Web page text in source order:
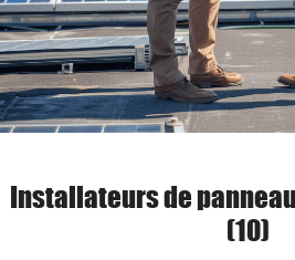
Installateurs de
(10)